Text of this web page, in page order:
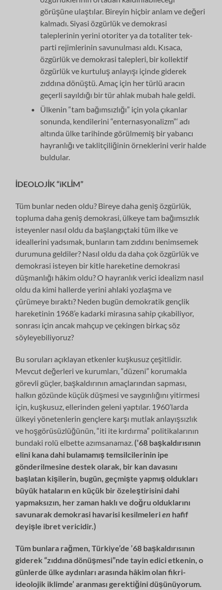
görüşüne ulaştılar. Bireyin hiçbir anlam ve değeri
kalmadı. Si­yasi özgürlük ve demokrasi
taleplerinin yerini otoriter ya da totaliter tek-
parti rejimlerinin savunulması aldı. Kısaca,
özgürlük ve demokrasi talepleri, bir kol­lektif
özgürlük ve kurtuluş anlayışı içinde giderek
zıddına dönüştü. Amaç için her türlü aracın
geçerli sayıldığı bir tür ahlak mubah hale geldi.
Ülkenin “tam bağımsızlığı” için yola çıkanlar
sonunda, kendilerini “en­ternasyonalizm”‘ adı
altında ülke tarihinde görülmemiş bir yabancı
hayranlığı ve taklitçiliğinin örneklerini verir halde
buldular.
İDEOLOJİK“iKLİM”
Tüm bunlar neden oldu? Bireye daha geniş özgürlük,
topluma daha geniş demokrasi, ülkeye tam bağımsızlık
isteyenler nasıl oldu da başlangıçtaki tüm ilke ve
ideallerini yadsımak, bunların tam zıddını benimsemek
durumuna gel­diler? Nasıl oldu da daha çok özgürlük ve
demokrasi isteyen bir kitle hareketi­ne demokrasi
düşmanlığı hâkim oldu? O hayranlık verici idealizm nasıl
oldu da kimi hallerde yerini ahlaki yozlaşma ve
çürümeye bıraktı? Neden bugün de­mokratik gençlik
hareketinin 1968’e kadarki mirasına sahip çıkabiliyor,
sonrası için ancak mahçup ve çekingen birkaç söz
söyleyebiliyoruz?
Bu soruları açıklayan etkenler kuşkusuz çeşitlidir.
Mevcut değerleri ve ku­rumları, “düzeni” korumakla
görevli güçler, başkaldırının amaçlarından sap­ması,
halkın gözünde küçük düşmesi ve saygınlığını yitirmesi
için, kuşkusuz, ellerinden geleni yaptılar. 1960’larda
ülkeyi yönetenlerin gençlere karşı mutlak anlayışsızlık
ve hoşgörüsüzlüğünün, “iti ite kırdırma” politikalarının
bundaki rolü elbette azımsanamaz. (’68 başkaldırısının
elini kana dahi bulamamış temsilci­lerinin ipe
gönderilmesine destek olarak, bir kan davasını
başlatan kişilerin, bu­gün, geçmişte yapmış oldukları
büyük hataların en küçük bir özeleştirisini dahi
yapmaksızın, her zaman haklı ve doğru olduklarını
savunarak demokrasi ha­varisi kesilmelerien hafif
deyişle ibret vericidir.)
Tüm bunlara rağmen, Türkiye’de ’68 başkaldırısının
giderek “zıddına dönüş­mesi”nde tayin edici etkenin, o
günlerde ülke aydınları arasında hâkim olanfikri-
ideolojik iklimde’ aranması gerektiğini düşünüyorum.